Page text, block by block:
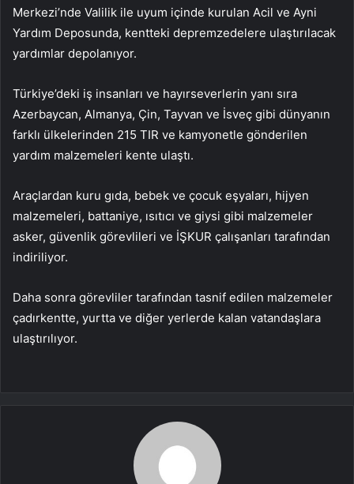
Merkezi’nde Valilik ile uyum içinde kurulan Acil ve Ayni
Yardım Deposunda, kentteki depremzedelere ulaştırılacak
yardımlar depolanıyor.
Türkiye’deki iş insanları ve hayırseverlerin yanı sıra
Azerbaycan, Almanya, Çin, Tayvan ve İsveç gibi dünyanın
farklı ülkelerinden 215 TIR ve kamyonetle gönderilen
yardım malzemeleri kente ulaştı.
Araçlardan kuru gıda, bebek ve çocuk eşyaları, hijyen
malzemeleri, battaniye, ısıtıcı ve giysi gibi malzemeler
asker, güvenlik görevlileri ve İŞKUR çalışanları tarafından
indiriliyor.
Daha sonra görevliler tarafından tasnif edilen malzemeler
çadırkentte, yurtta ve diğer yerlerde kalan vatandaşlara
ulaştırılıyor.